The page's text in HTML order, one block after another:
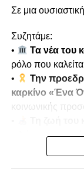
Σε μια
Συζητάμε:
•
Τα νέα του
ρόλο που
•
Την
καρκίνο «Ένα
κοινωνικής
μιλώντας
τουρκική